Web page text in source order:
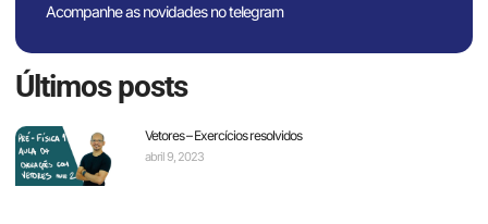
Acompanhe as novidades no telegram
Últimos posts
Vetores – Exercícios resolvidos
abril 9, 2023